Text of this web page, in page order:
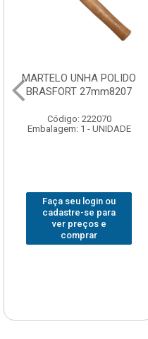
MARTELO UNHA POLIDO
BRASFORT 27mm8207
Código: 222070
Embalagem: 1 - UNIDADE
Faça seu login ou
cadastre-se para
ver preços e
comprar